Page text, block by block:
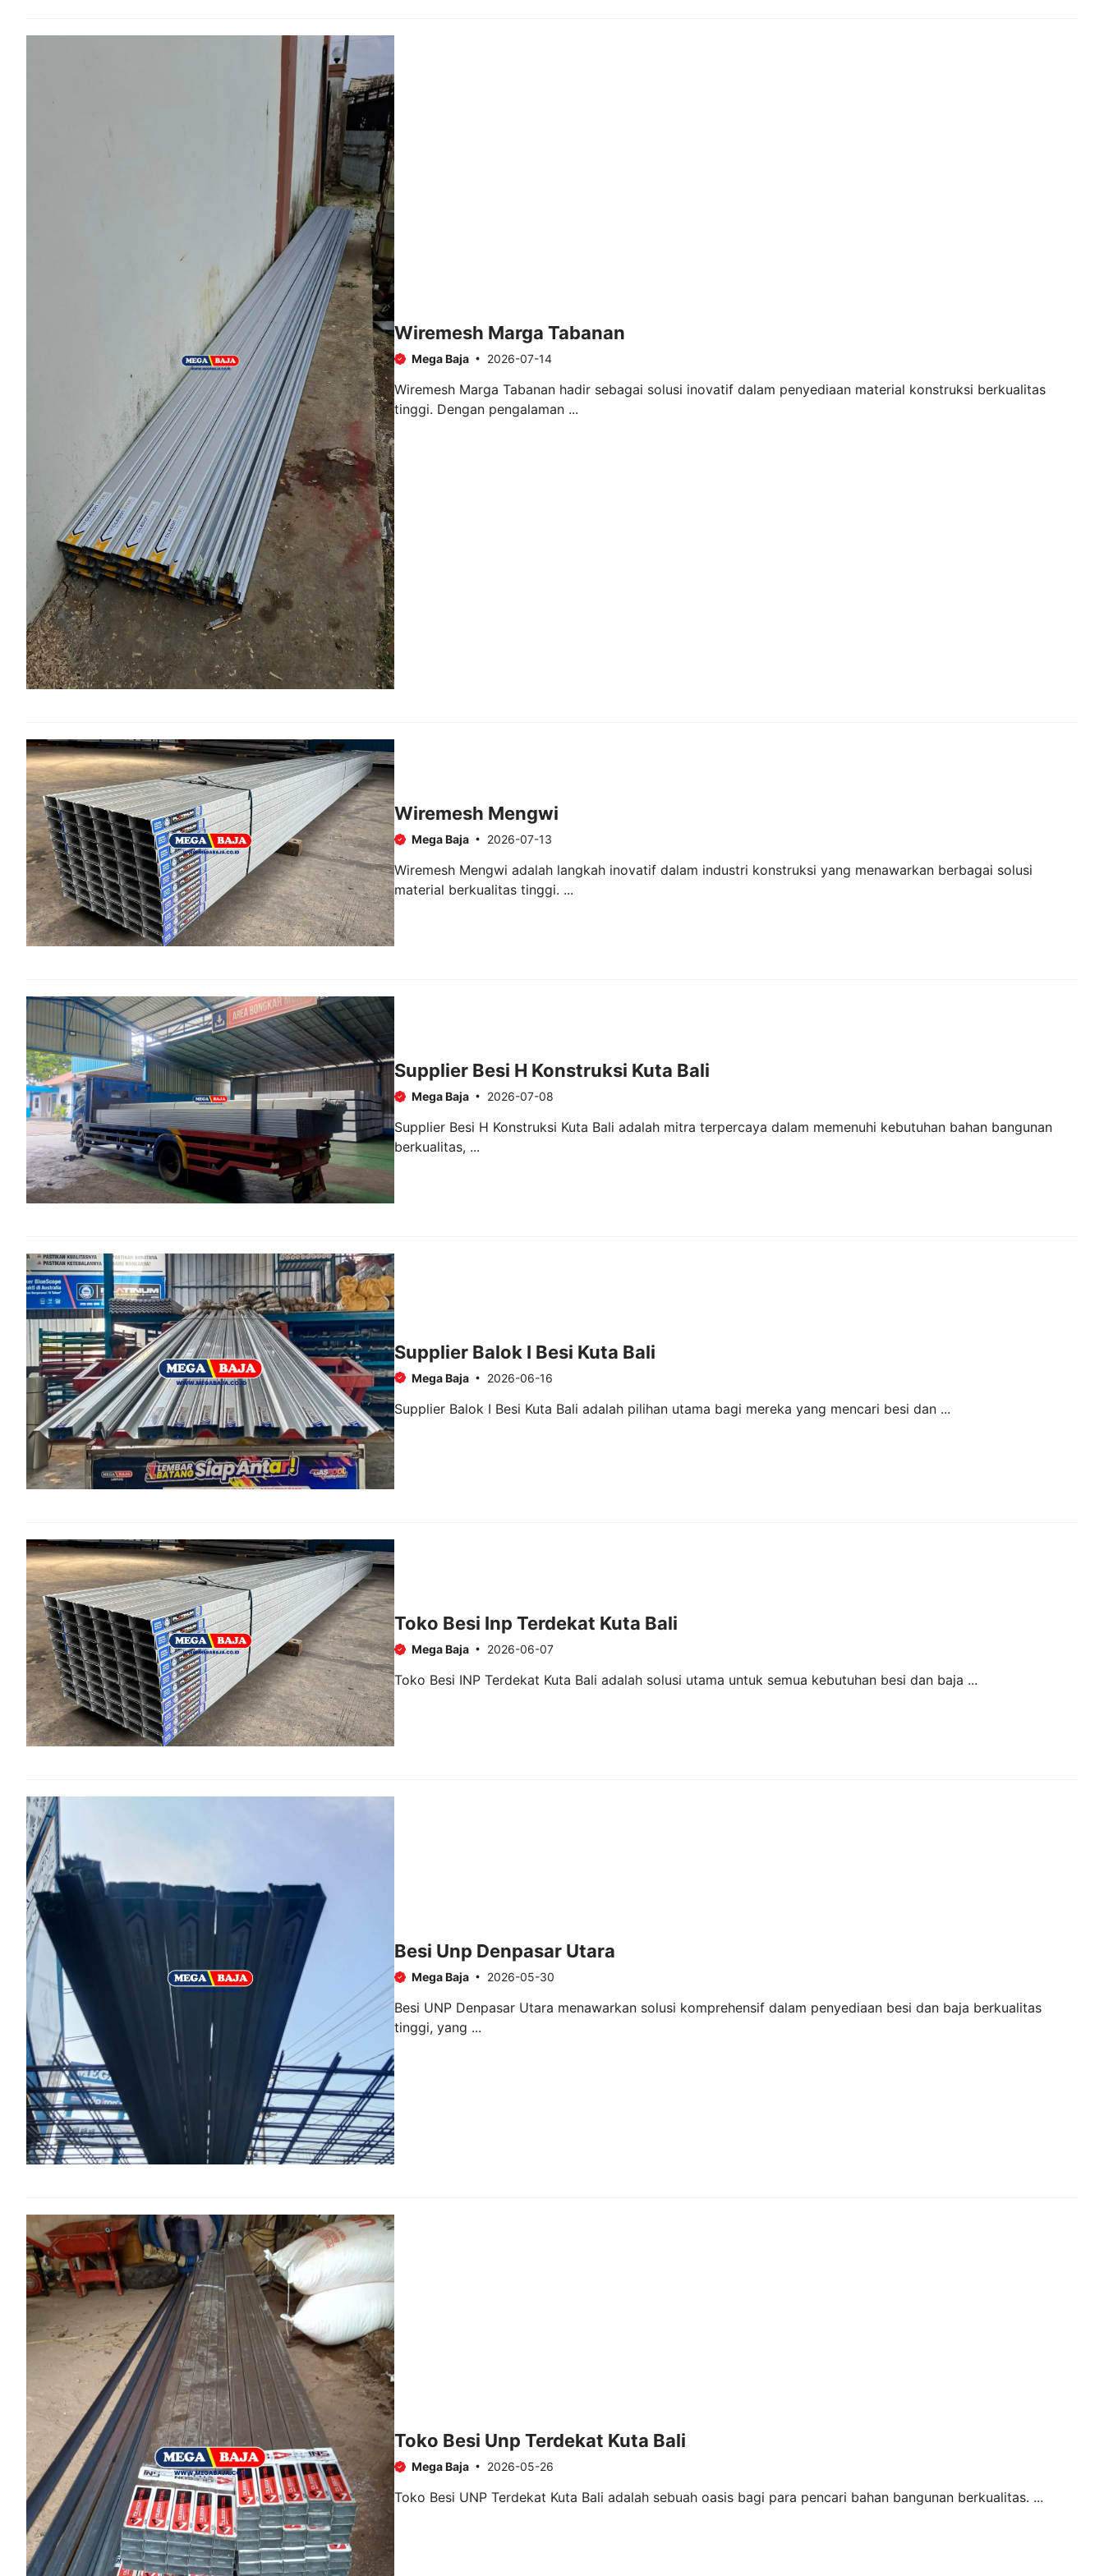
Wiremesh Marga Tabanan
Mega Baja 2026-07-14
Wiremesh Marga Tabanan hadir sebagai solusi inovatif dalam penyediaan material konstruksi berkualitas
tinggi. Dengan pengalaman ...
Wiremesh Mengwi
Mega Baja 2026-07-13
Wiremesh Mengwi adalah langkah inovatif dalam industri konstruksi yang menawarkan berbagai solusi
material berkualitas tinggi. ...
Supplier Besi H Konstruksi Kuta Bali
Mega Baja 2026-07-08
Supplier Besi H Konstruksi Kuta Bali adalah mitra terpercaya dalam memenuhi kebutuhan bahan bangunan
berkualitas, ...
Supplier Balok I Besi Kuta Bali
Mega Baja 2026-06-16
Supplier Balok I Besi Kuta Bali adalah pilihan utama bagi mereka yang mencari besi dan ...
Toko Besi Inp Terdekat Kuta Bali
Mega Baja 2026-06-07
Toko Besi INP Terdekat Kuta Bali adalah solusi utama untuk semua kebutuhan besi dan baja ...
Besi Unp Denpasar Utara
Mega Baja 2026-05-30
Besi UNP Denpasar Utara menawarkan solusi komprehensif dalam penyediaan besi dan baja berkualitas
tinggi, yang ...
Toko Besi Unp Terdekat Kuta Bali
Mega Baja 2026-05-26
Toko Besi UNP Terdekat Kuta Bali adalah sebuah oasis bagi para pencari bahan bangunan berkualitas. ...